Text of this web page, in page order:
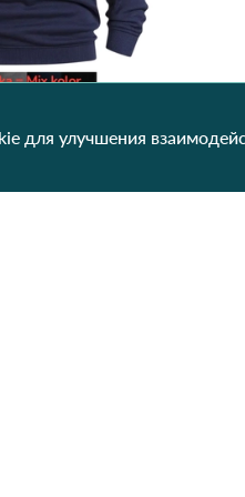
для улучшения